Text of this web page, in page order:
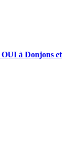
à Donjons et